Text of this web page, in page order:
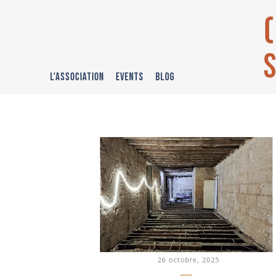
L'association Events BLOG
26 octobre, 2025